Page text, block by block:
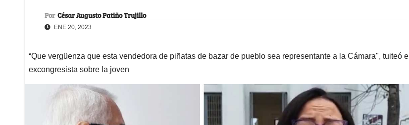
Por César Augusto Patiño Trujillo
ENE 20, 2023
“Que vergüenza que esta vendedora de piñatas de bazar de pueblo sea representante a la Cámara", tuiteó el
excongresista sobre la joven